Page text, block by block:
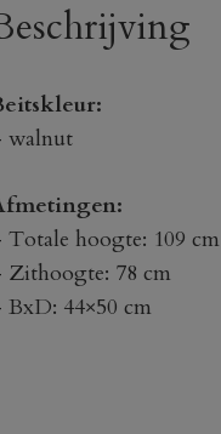
walnut
Totale hoogte: 109 cm
Zithoogte: 78 cm
BxD: 44×50 cm